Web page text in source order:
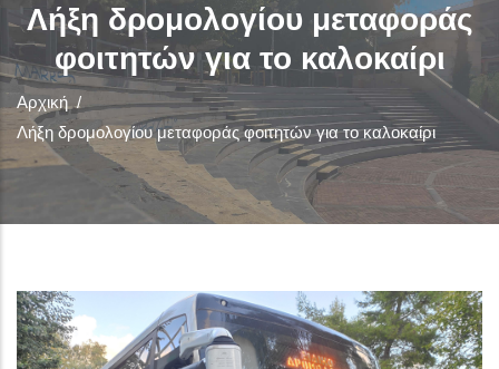
Λήξη δρομολογίου μεταφοράς
φοιτητών για το καλοκαίρι
Αρχική /
Λήξη δρομολογίου μεταφοράς φοιτητών για το καλοκαίρι